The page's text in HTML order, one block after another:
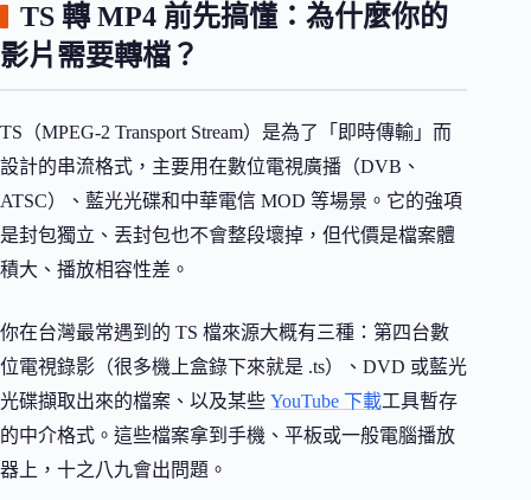
TS 轉 MP4 前先搞懂：為什麼你的
影片需要轉檔？
TS（MPEG-2 Transport Stream）是為了「即時傳輸」而
設計的串流格式，主要用在數位電視廣播（DVB、
ATSC）、藍光光碟和中華電信 MOD 等場景。它的強項
是封包獨立、丟封包也不會整段壞掉，但代價是檔案體
積大、播放相容性差。
你在台灣最常遇到的 TS 檔來源大概有三種：第四台數
位電視錄影（很多機上盒錄下來就是 .ts）、DVD 或藍光
光碟擷取出來的檔案、以及某些 YouTube 下載工具暫存
的中介格式。這些檔案拿到手機、平板或一般電腦播放
器上，十之八九會出問題。